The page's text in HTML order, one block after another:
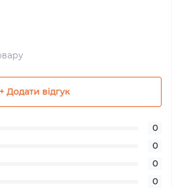
+ Додати відгук
0
0
0
0